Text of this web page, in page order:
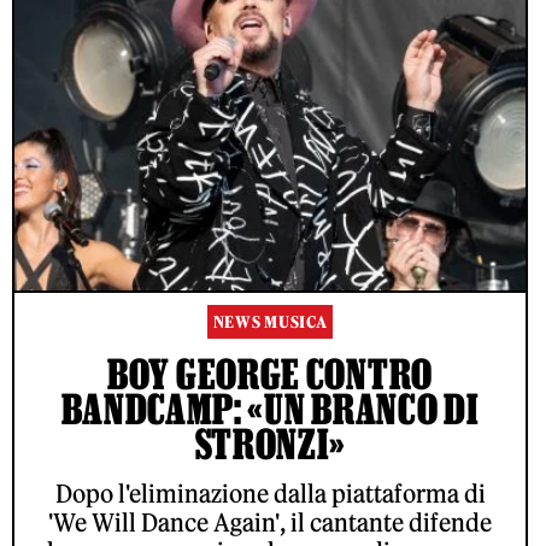
NEWS MUSICA
BOY GEORGE CONTRO
BANDCAMP: «UN BRANCO DI
STRONZI»
Dopo l'eliminazione dalla piattaforma di
'We Will Dance Again', il cantante difende